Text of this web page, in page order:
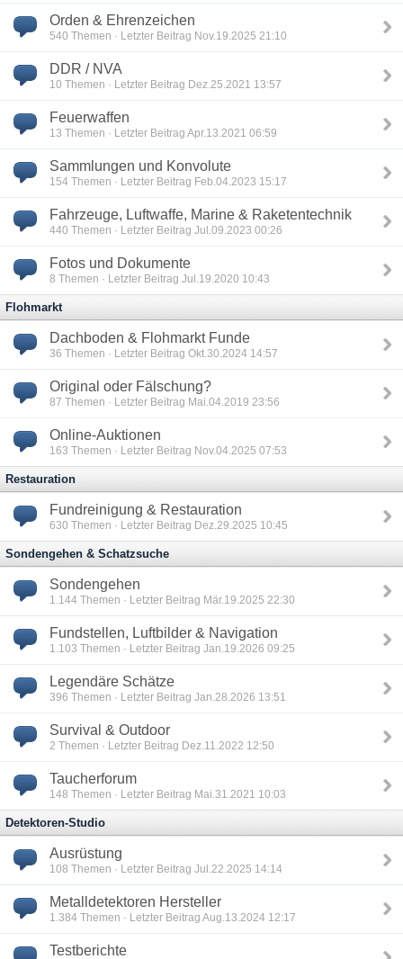
Orden & Ehrenzeichen
540 Themen · Letzter Beitrag Nov.19.2025 21:10
DDR / NVA
10 Themen · Letzter Beitrag Dez.25.2021 13:57
Feuerwaffen
13 Themen · Letzter Beitrag Apr.13.2021 06:59
Sammlungen und Konvolute
154 Themen · Letzter Beitrag Feb.04.2023 15:17
Fahrzeuge, Luftwaffe, Marine & Raketentechnik
440 Themen · Letzter Beitrag Jul.09.2023 00:26
Fotos und Dokumente
8 Themen · Letzter Beitrag Jul.19.2020 10:43
Flohmarkt
Dachboden & Flohmarkt Funde
36 Themen · Letzter Beitrag Okt.30.2024 14:57
Original oder Fälschung?
87 Themen · Letzter Beitrag Mai.04.2019 23:56
Online-Auktionen
163 Themen · Letzter Beitrag Nov.04.2025 07:53
Restauration
Fundreinigung & Restauration
630 Themen · Letzter Beitrag Dez.29.2025 10:45
Sondengehen & Schatzsuche
Sondengehen
1.144 Themen · Letzter Beitrag Mär.19.2025 22:30
Fundstellen, Luftbilder & Navigation
1.103 Themen · Letzter Beitrag Jan.19.2026 09:25
Legendäre Schätze
396 Themen · Letzter Beitrag Jan.28.2026 13:51
Survival & Outdoor
2 Themen · Letzter Beitrag Dez.11.2022 12:50
Taucherforum
148 Themen · Letzter Beitrag Mai.31.2021 10:03
Detektoren-Studio
Ausrüstung
108 Themen · Letzter Beitrag Jul.22.2025 14:14
Metalldetektoren Hersteller
1.384 Themen · Letzter Beitrag Aug.13.2024 12:17
Testberichte